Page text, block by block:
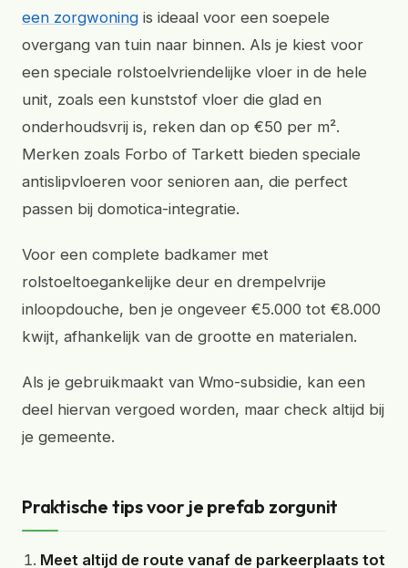
een zorgwoning is ideaal voor een soepele
overgang van tuin naar binnen. Als je kiest voor
een speciale rolstoelvriendelijke vloer in de hele
unit, zoals een kunststof vloer die glad en
onderhoudsvrij is, reken dan op €50 per m².
Merken zoals Forbo of Tarkett bieden speciale
antislipvloeren voor senioren aan, die perfect
passen bij domotica-integratie.
Voor een complete badkamer met
rolstoeltoegankelijke deur en drempelvrije
inloopdouche, ben je ongeveer €5.000 tot €8.000
kwijt, afhankelijk van de grootte en materialen.
Als je gebruikmaakt van Wmo-subsidie, kan een
deel hiervan vergoed worden, maar check altijd bij
je gemeente.
Praktische tips voor je prefab zorgunit
Meet altijd de route vanaf de parkeerplaats tot